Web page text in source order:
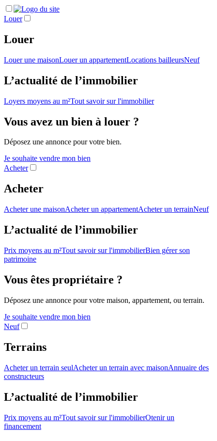
Louer
Louer
Louer une maisonLouer un appartementLocations bailleursNeuf
L’actualité de l’immobilier
Loyers moyens au m²Tout savoir sur l'immobilier
Vous avez un bien à louer ?
Déposez une annonce pour votre bien.
Je souhaite vendre mon bien
Acheter
Acheter
Acheter une maisonAcheter un appartementAcheter un terrainNeuf
L’actualité de l’immobilier
Prix moyens au m²Tout savoir sur l'immobilierBien gérer son
patrimoine
Vous êtes propriétaire ?
Déposez une annonce pour votre maison, appartement, ou terrain.
Je souhaite vendre mon bien
Neuf
Terrains
Acheter un terrain seulAcheter un terrain avec maisonAnnuaire des
constructeurs
L’actualité de l’immobilier
Prix moyens au m²Tout savoir sur l'immobilierOtenir un
financement